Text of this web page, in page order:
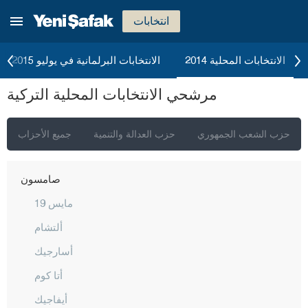
انتخابات
الانتخابات البرلمانية في يوليو 2015 الانتخابات المحلية 2014
مرشحي الانتخابات المحلية التركية
جميع الأحزاب حزب العدالة والتنمية حزب الشعب الجمهوري
نيفشهير
أوردو
عثمانية
صقاريا
صامسون
19 مايس
ألتشام
أسارجيك
أتا كوم
أيفاجيك